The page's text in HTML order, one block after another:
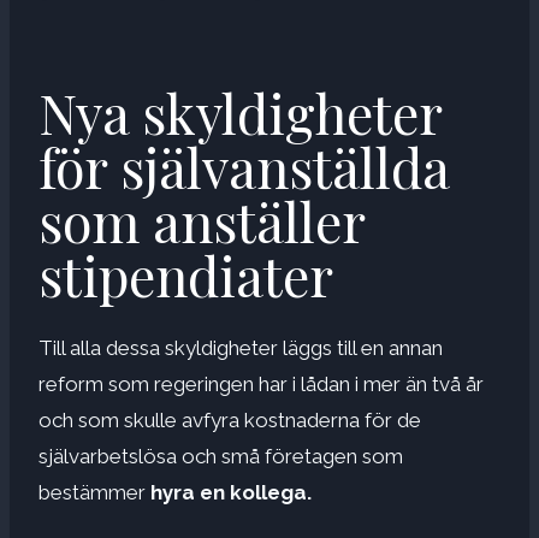
Nya skyldigheter
för självanställda
som anställer
stipendiater
Till alla dessa skyldigheter läggs till en annan
reform som regeringen har i lådan i mer än två år
och som skulle avfyra kostnaderna för de
självarbetslösa och små företagen som
bestämmer hyra en kollega.